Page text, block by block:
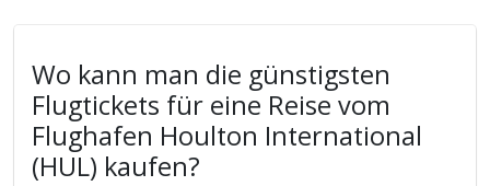
Wo kann man die günstigsten
Flugtickets für eine Reise vom
Flughafen Houlton International
(HUL) kaufen?